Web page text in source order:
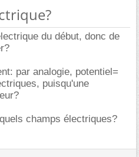
du début, donc de
par analogie, potentiel=
puisqu'une
champs électriques?